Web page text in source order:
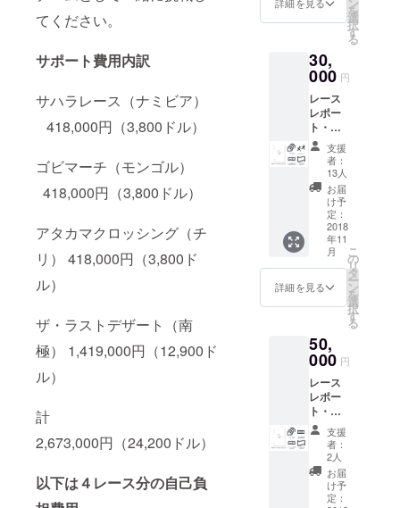
てください。
サポート費用内訳
サハラレース（ナミビア）
418,000円（3,800ドル）
ゴビマーチ（モンゴル）
418,000円（3,800ドル）
アタカマクロッシング（チ
リ） 418,000円（3,800ド
ル）
ザ・ラストデザート（南
極） 1,419,000円（12,900ド
ル）
計
2,673,000円（24,200ドル）
以下は４レース分の自己負
書
「ジャ
を走っ
た話」
（仮）
装備や
レース
での
ペース
配分に
関する
アドバ
イスを
いたし
ます
（対
面、ま
たは
Skype
を
選
択
す
る
30,
000 円
レース
レポー
ト・動
画（４
レース
分、各
レース
終了後
１週間
程度で
メール
配信い
たしま
す） 一
緒に縦
走しま
8月の白
山を予
定、交
通費は
別途）
レース
の裏側
も聞け
る報告
会の無
料参加
券（交
支援
者：
13人
お届
け予
定：
2018
年11
月
詳細を見る
こ
の
リ
タ
ー
ン
を
選
択
す
る
50,
000 円
レース
レポー
ト・動
画（４
レース
分、各
レース
終了後
１週間
支援
者：
2人
お届
け予
定：